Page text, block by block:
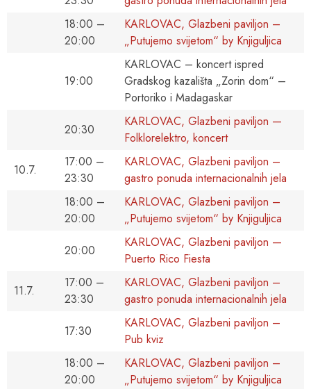
18:00 –
20:00
KARLOVAC, Glazbeni paviljon –
„Putujemo svijetom“ by Knjiguljica
19:00
KARLOVAC – koncert ispred
Gradskog kazališta „Zorin dom“ –
Portoriko i Madagaskar
20:30
KARLOVAC, Glazbeni paviljon —
Folklorelektro, koncert
10.7.
17:00 –
23:30
KARLOVAC, Glazbeni paviljon –
gastro ponuda internacionalnih jela
18:00 –
20:00
KARLOVAC, Glazbeni paviljon –
„Putujemo svijetom“ by Knjiguljica
20:00
KARLOVAC, Glazbeni paviljon —
Puerto Rico Fiesta
11.7.
17:00 –
23:30
KARLOVAC, Glazbeni paviljon –
gastro ponuda internacionalnih jela
17:30
KARLOVAC, Glazbeni paviljon –
Pub kviz
18:00 –
20:00
KARLOVAC, Glazbeni paviljon –
„Putujemo svijetom“ by Knjiguljica